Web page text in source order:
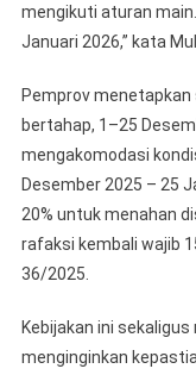
mengikuti aturan
Januari 2026,” kata
Pemprov
bertahap, 1–25
mengakomodasi
Desember 2025 – 25
20% untuk menahan
rafaksi kembali wajib
36/2025.
Kebijakan ini
menginginkan